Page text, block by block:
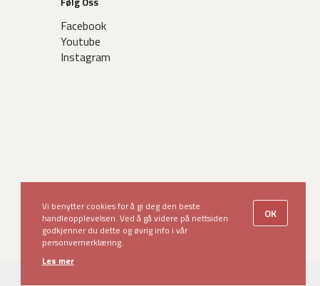
Facebook
Youtube
Instagram
Vi benytter cookies for å gi deg den beste
handleopplevelsen. Ved å gå videre på nettsiden
godkjenner du dette og øvrig info i vår
personvernerklæring.
Les mer
OK